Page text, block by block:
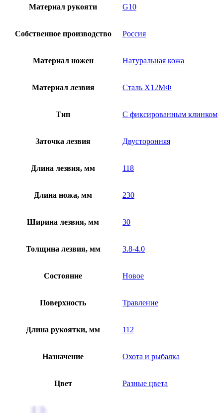
Материал рукояти G10
Собственное производство Россия
Материал ножен Натуральная кожа
Материал лезвия Сталь Х12МФ
Тип С фиксированным клинком
Заточка лезвия Двусторонняя
Длина лезвия, мм 118
Длина ножа, мм 230
Ширина лезвия, мм 30
Толщина лезвия, мм 3.8-4.0
Состояние Новое
Поверхность Травление
Длина рукоятки, мм 112
Назначение Охота и рыбалка
Цвет Разные цвета